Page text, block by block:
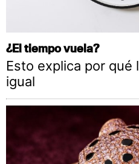
¿El tiempo vuela?
Esto explica por qué
igual